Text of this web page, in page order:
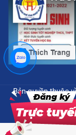
Bản quyền thuộc
Nội -